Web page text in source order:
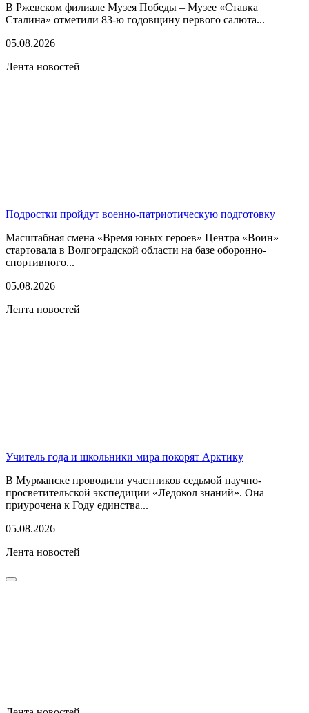
В Ржевском филиале Музея Победы – Музее «Ставка
Сталина» отметили 83-ю годовщину первого салюта...
05.08.2026
Лента новостей
Подростки пройдут военно-патриотическую подготовку
Масштабная смена «Время юных героев» Центра «Воин»
стартовала в Волгоградской области на базе оборонно-
спортивного...
05.08.2026
Лента новостей
Учитель года и школьники мира покорят Арктику
В Мурманске проводили участников седьмой научно-
просветительской экспедиции «Ледокол знаний». Она
приурочена к Году единства...
05.08.2026
Лента новостей